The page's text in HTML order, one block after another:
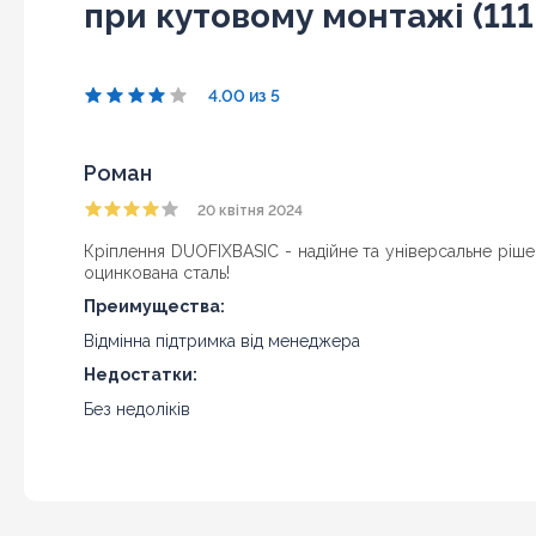
при кутовому монтажі
4.00 из 5
Роман
20 квітня 2024
Кріплення DUOFIXBASIC - надійне та універсальне
оцинкована сталь!
Преимущества:
Відмінна підтримка від менеджера
Недостатки:
Без недоліків